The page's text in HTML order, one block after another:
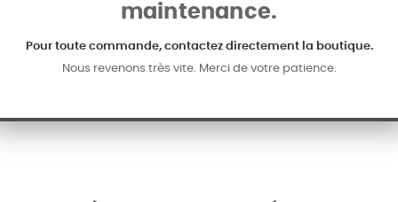
maintenance.
Pour toute commande, contactez directement la boutique.
Nous revenons très vite. Merci de votre patience.